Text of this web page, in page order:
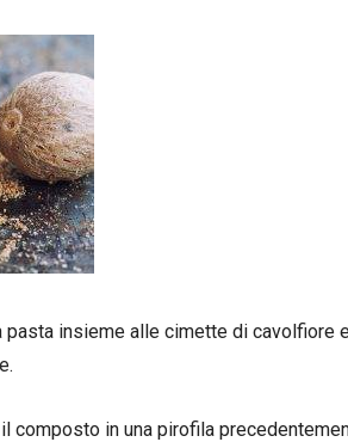
pasta insieme alle cimette di cavolfiore
composto in una pirofila